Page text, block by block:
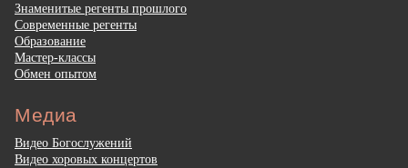
Знаменитые регенты прошлого
Современные регенты
Образование
Мастер-классы
Обмен опытом
Медиа
Видео Богослужений
Видео хоровых концертов